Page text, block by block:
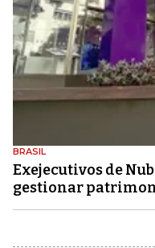
BRASIL
Exejecutivos de
gestionar